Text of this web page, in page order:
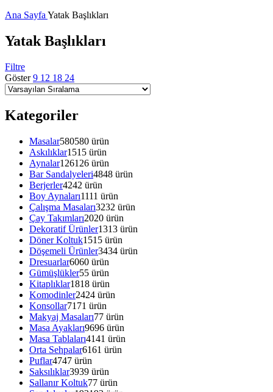
Ana Sayfa Yatak Başlıkları
Yatak Başlıkları
Filtre
Göster9 12 18 24
Kategoriler
Masalar580580 ürün
Askılıklar1515 ürün
Aynalar126126 ürün
Bar Sandalyeleri4848 ürün
Berjerler4242 ürün
Boy Aynaları1111 ürün
Çalışma Masaları3232 ürün
Çay Takımları2020 ürün
Dekoratif Ürünler1313 ürün
Döner Koltuk1515 ürün
Döşemeli Ürünler3434 ürün
Dresuarlar6060 ürün
Gümüşlükler55 ürün
Kitaplıklar1818 ürün
Komodinler2424 ürün
Konsollar71 71 ürün
Makyaj Masaları77 ürün
Masa Ayakları9696 ürün
Masa Tablaları4141 ürün
Orta Sehpalar6161 ürün
Puflar4747 ürün
Saksılıklar3939 ürün
Sallanır Koltuk77 ürün